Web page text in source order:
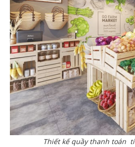
Thiết kế quầy thanh toán